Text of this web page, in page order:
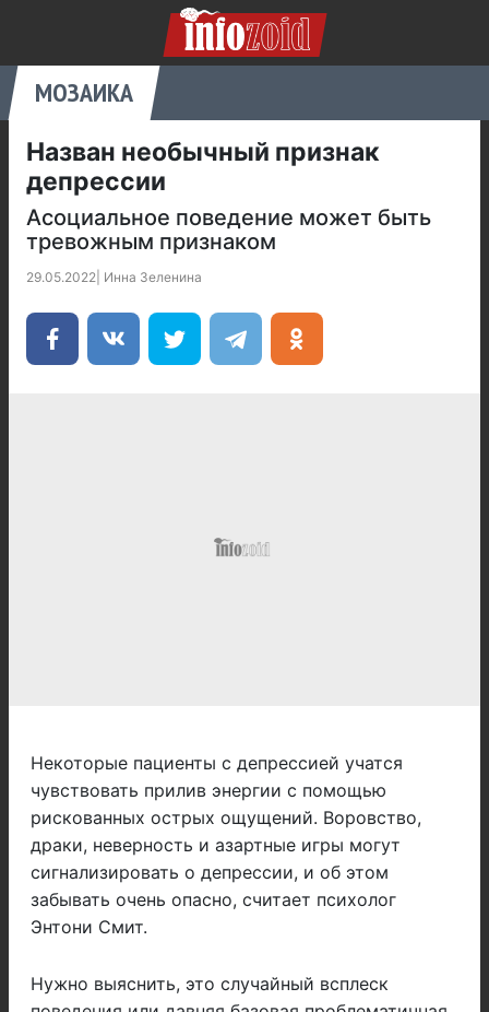
МОЗАИКА
Назван необычный признак
депрессии
Асоциальное поведение может быть
тревожным признаком
29.05.2022 Инна Зеленина
Некоторые пациенты с депрессией учатся
чувствовать прилив энергии с помощью
рискованных острых ощущений. Воровство,
драки, неверность и азартные игры могут
сигнализировать о депрессии, и об этом
забывать очень опасно, считает психолог
Энтони Смит.
Нужно выяснить, это случайный всплеск